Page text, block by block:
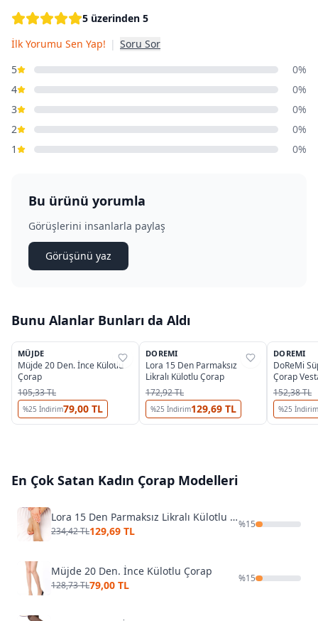
5 üzerinden 5
İlk Yorumu Sen Yap! | Soru Sor
5
0%
4
0%
3
0%
2
0%
1
0%
Bu ürünü yorumla
Görüşlerini insanlarla paylaş
Görüşünü yaz
Bunu Alanlar Bunları da Aldı
%39
MÜJDE
Müjde 20 Den. İnce Külotlu
Çorap
105,33 TL
%25 İndirim79,00 TL
%45
DOREMI
Lora 15 Den Parmaksız
Likralı Külotlu Çorap
172,92 TL
%25 İndirim129,69 TL
%40
DOREMI
DoReMi
Çorap
152,38 TL
%25 İndirim
En Çok Satan Kadın Çorap Modelleri
Lora 15 Den Parmaksız Likralı Külotlu Çorap
234,42 TL129,69 TL
%15
Müjde 20 Den. İnce Külotlu Çorap
128,73 TL79,00 TL
%15